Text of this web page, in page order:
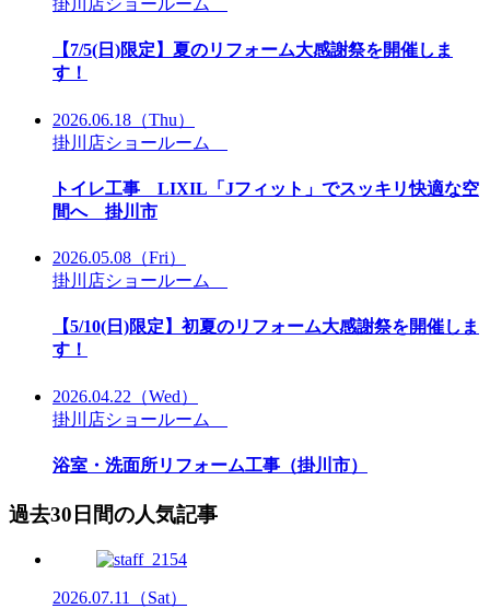
掛川店ショールーム
【7/5(日)限定】夏のリフォーム大感謝祭を開催しま
す！
2026.06.18 （Thu）
掛川店ショールーム
トイレ工事 LIXIL「Jフィット」でスッキリ快適な空
間へ 掛川市
2026.05.08 （Fri）
掛川店ショールーム
【5/10(日)限定】初夏のリフォーム大感謝祭を開催しま
す！
2026.04.22 （Wed）
掛川店ショールーム
浴室・洗面所リフォーム工事（掛川市）
過去30日間の人気記事
2026.07.11
（Sat）